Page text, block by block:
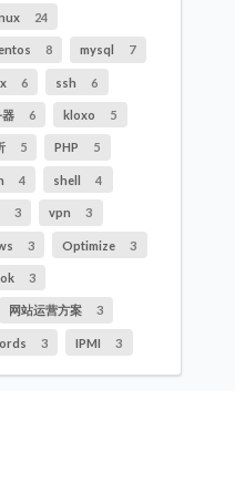
24
8 mysql 7
6 ssh 6
器 6 kloxo 5
5 PHP 5
4 shell 4
3 vpn 3
3 Optimize 3
3
网站运营方案 3
3 IPMI 3